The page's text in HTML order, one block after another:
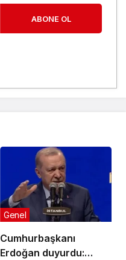
ABONE OL
Cumhurbaşkanı
Erdoğan duyurdu:
Genel